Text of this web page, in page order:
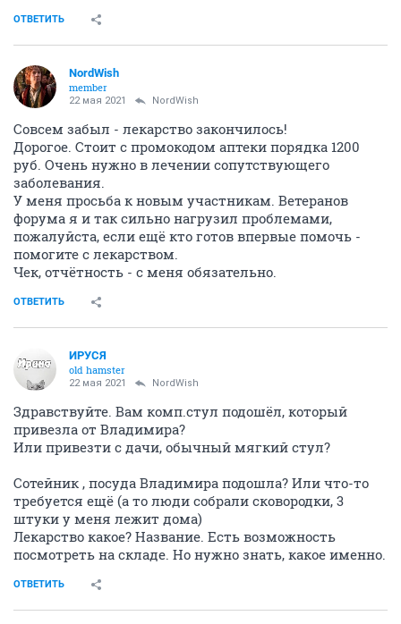
ОТВЕТИТЬ
NordWish
member
22 мая 2021 NordWish
Совсем забыл - лекарство закончилось!
Дорогое. Стоит с промокодом аптеки порядка 1200
руб. Очень нужно в лечении сопутствующего
заболевания.
У меня просьба к новым участникам. Ветеранов
форума я и так сильно нагрузил проблемами,
пожалуйста, если ещё кто готов впервые помочь -
помогите с лекарством.
Чек, отчётность - с меня обязательно.
ОТВЕТИТЬ
ИРУСЯ
old hamster
22 мая 2021 NordWish
Здравствуйте. Вам комп.стул подошёл, который
привезла от Владимира?
Или привезти с дачи, обычный мягкий стул?
Сотейник , посуда Владимира подошла? Или что-то
требуется ещё (а то люди собрали сковородки, 3
штуки у меня лежит дома)
Лекарство какое? Название. Есть возможность
посмотреть на складе. Но нужно знать, какое именно.
ОТВЕТИТЬ